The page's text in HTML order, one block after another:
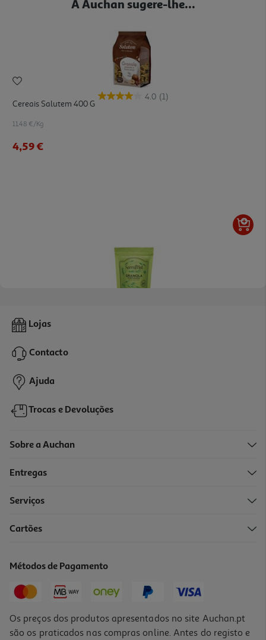
A Auchan sugere-lhe...
4.0 (1)
Cereais Salutem 400 G
11.48 €/Kg
4,59 €
Granola Serramel Portuguesa 400g
5,39 €
Lojas
Contacto
Ajuda
Trocas e Devoluções
Sobre a Auchan
Entregas
Serviços
Cartões
Métodos de Pagamento
Os preços dos produtos apresentados no site Auchan.pt
são os praticados nas compras online. Antes do registo e